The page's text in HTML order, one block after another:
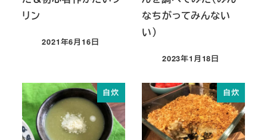
リン
投稿日
2021年6月16日
なちがってみんない
い）
投稿日
2023年1月18日
自炊 自炊